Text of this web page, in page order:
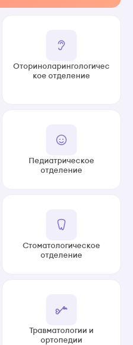
Оториноларингологичес
кое отделение
Педиатрическое
отделение
Стоматологическое
отделение
Травматологии и
ортопедии